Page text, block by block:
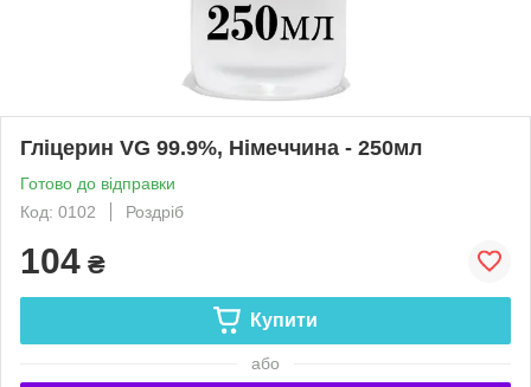
Гліцерин VG 99.9%, Німеччина - 250мл
Готово до відправки
Код: 0102
Роздріб
104 ₴
Купити
або